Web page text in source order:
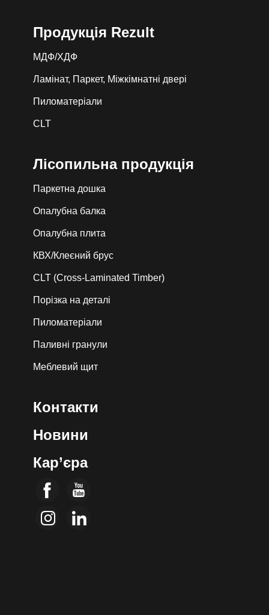
Продукція Rezult
МДФ/ХДФ
Ламінат, Паркет, Міжкімнатні двері
Пиломатеріали
CLT
Лiсопильна продукція
Паркетна дошка
Опалубна балка
Опалубна плита
КВХ/Клеєний брус
CLT (Cross-Laminated Timber)
Порізка на деталі
Пиломатеріали
Паливні гранули
Меблевий щит
Контакти
Новини
Кар’єра